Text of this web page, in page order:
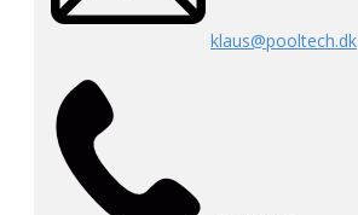
klaus@pooltech.dk